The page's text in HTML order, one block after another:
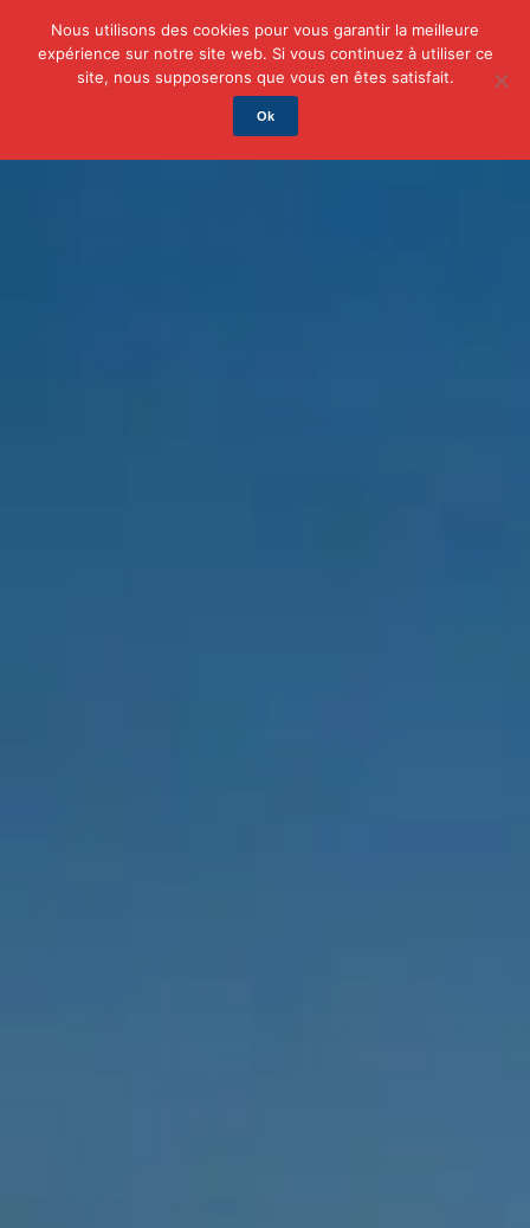
Auto/Moto Business Famille Finance
Nous utilisons des cookies pour vous garantir la meilleure
expérience sur notre site web. Si vous continuez à utiliser ce
site, nous supposerons que vous en êtes satisfait.
Ok